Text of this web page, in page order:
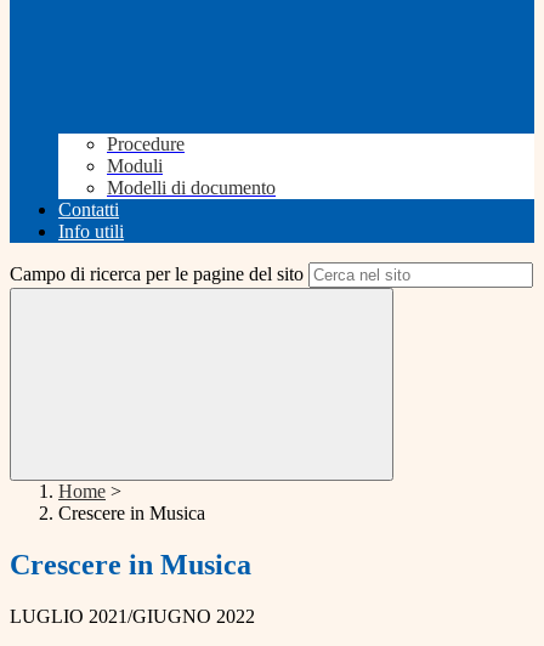
Procedure
Moduli
Modelli di documento
Contatti
Info utili
Campo di ricerca per le pagine del sito
Home >
Crescere in Musica
Crescere in Musica
LUGLIO 2021/GIUGNO 2022